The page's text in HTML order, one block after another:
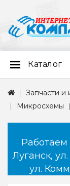
Каталог
Запчасти и
Микросхемы
Работаем
Луганск,
ул.